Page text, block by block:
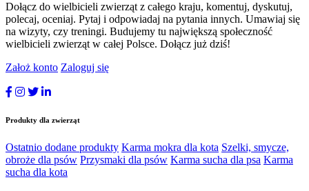
Dołącz do wielbicieli zwierząt z całego kraju, komentuj, dyskutuj,
polecaj, oceniaj. Pytaj i odpowiadaj na pytania innych. Umawiaj się
na wizyty, czy treningi. Budujemy tu największą społeczność
wielbicieli zwierząt w całej Polsce. Dołącz już dziś!
Założ konto Zaloguj się
Produkty dla zwierząt
Ostatnio dodane produkty Karma mokra dla kota Szelki, smycze,
obroże dla psów Przysmaki dla psów Karma sucha dla psa Karma
sucha dla kota